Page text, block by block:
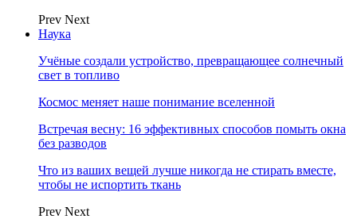
Prev Next
Наука
Учёные создали устройство, превращающее солнечный
свет в топливо
Космос меняет наше понимание вселенной
Встречая весну: 16 эффективных способов помыть окна
без разводов
Что из ваших вещей лучше никогда не стирать вместе,
чтобы не испортить ткань
Prev Next